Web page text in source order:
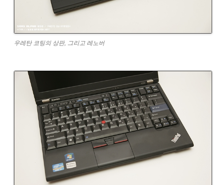
우레탄 코팅의 상판, 그리고 레노버